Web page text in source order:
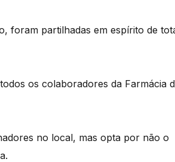
foram partilhadas em espírito de
os colaboradores da Farmácia
no local, mas opta por não o